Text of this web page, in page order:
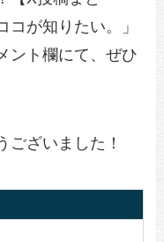
が知りたい。」
ント欄にて、ぜひ
ございました！